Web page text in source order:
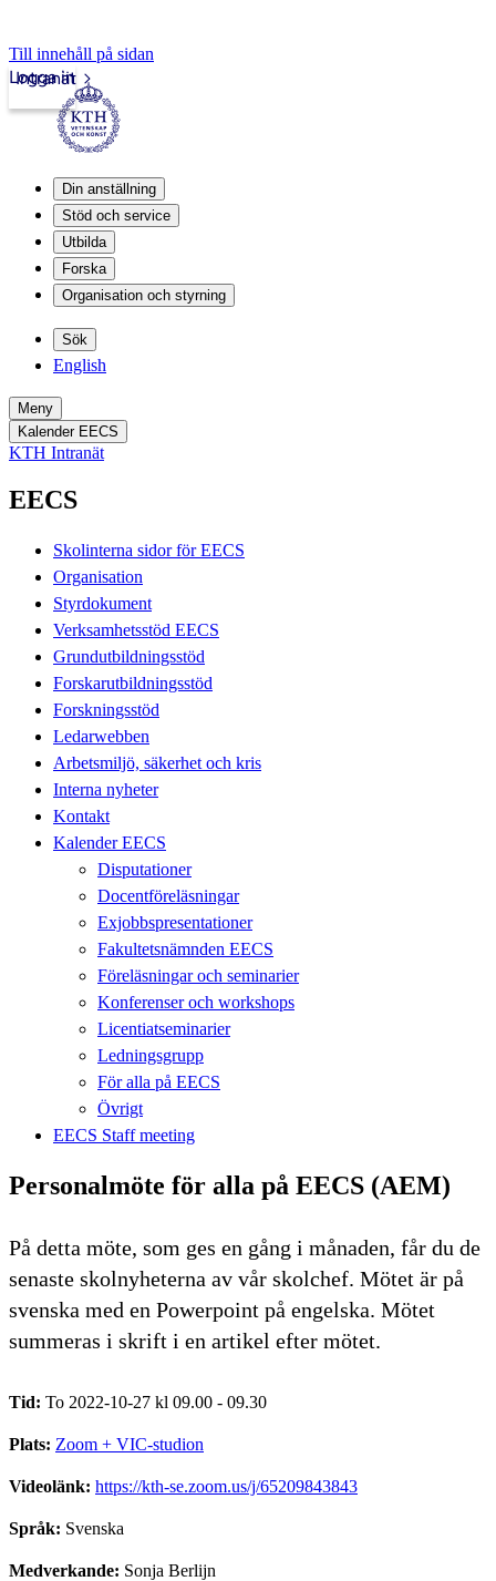
Till innehåll på sidan
Intranät
Logga in
Din anställning
Stöd och service
Utbilda
Forska
Organisation och styrning
Sök
English
Meny
Kalender EECS
KTH Intranät
EECS
Skolinterna sidor för EECS
Organisation
Styrdokument
Verksamhetsstöd EECS
Grundutbildningsstöd
Forskarutbildningsstöd
Forskningsstöd
Ledarwebben
Arbetsmiljö, säkerhet och kris
Interna nyheter
Kontakt
Kalender EECS
Disputationer
Docentföreläsningar
Exjobbspresentationer
Fakultetsnämnden EECS
Föreläsningar och seminarier
Konferenser och workshops
Licentiatseminarier
Ledningsgrupp
För alla på EECS
Övrigt
EECS Staff meeting
Personalmöte för alla på EECS (AEM)
På detta möte, som ges en gång i månaden, får du de
senaste skolnyheterna av vår skolchef. Mötet är på
svenska med en Powerpoint på engelska. Mötet
summeras i skrift i en artikel efter mötet.
Tid: To 2022-10-27 kl 09.00 - 09.30
Plats: Zoom + VIC-studion
Videolänk: https://kth-se.zoom.us/j/65209843843
Språk: Svenska
Medverkande: Sonja Berlijn